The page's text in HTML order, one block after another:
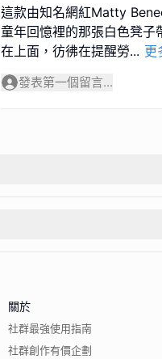
這款由知名網紅Matty
童年回憶裡的那張白色凳子
在上面，彷彿在提醒勞... 更
發表第一個留言...
關於
社群最強使用指南
社群創作有價企劃